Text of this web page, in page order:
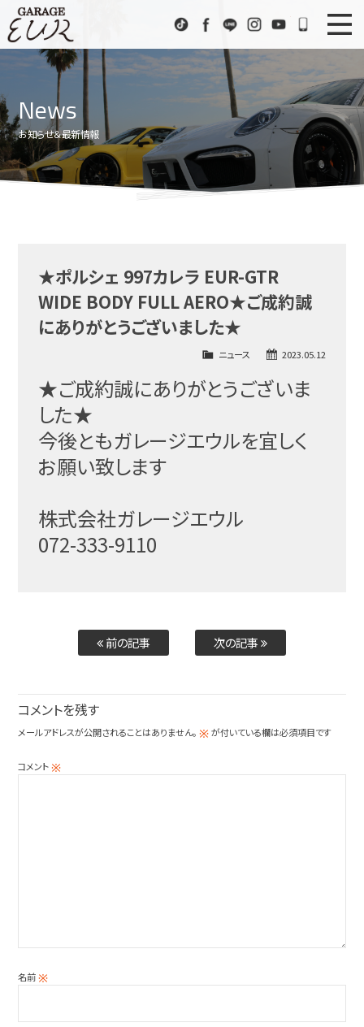
TikTokFacebook
LINE InstagramYoutube072-
ニュース
Stock List
在庫車情報
EUR Sports
EURスポーツ
アクセス
お問い合わせ
News
お知らせ＆最新情報
★ポルシェ 997カレラ EUR-GTR
WIDE BODY FULL AERO★ご成約誠
にありがとうございました★
2023.05.12
ニュース
★ご成約誠にありがとうございま
した★
今後ともガレージエウルを宜しく
お願い致します
株式会社ガレージエウル
072-333-9110
前の記事 次の記事
コメントを残す
メールアドレスが公開されることはありません。 ※が付いている欄は必須項目です
コメント※
名前※